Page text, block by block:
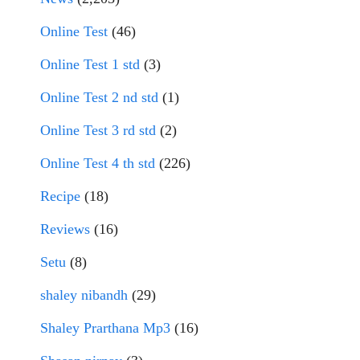
Online Test (46)
Online Test 1 std (3)
Online Test 2 nd std (1)
Online Test 3 rd std (2)
Online Test 4 th std (226)
Recipe (18)
Reviews (16)
Setu (8)
shaley nibandh (29)
Shaley Prarthana Mp3 (16)